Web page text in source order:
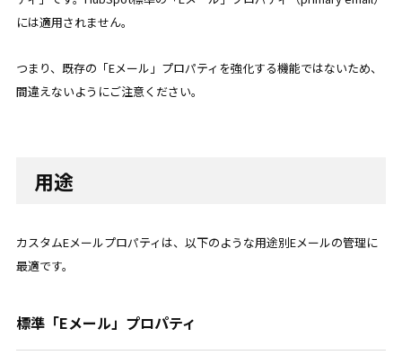
には適用されません。
つまり、既存の「Eメール」プロパティを強化する機能ではないため、
間違えないようにご注意ください。
用途
カスタムEメールプロパティは、以下のような用途別Eメールの管理に
最適です。
標準「Eメール」プロパティ